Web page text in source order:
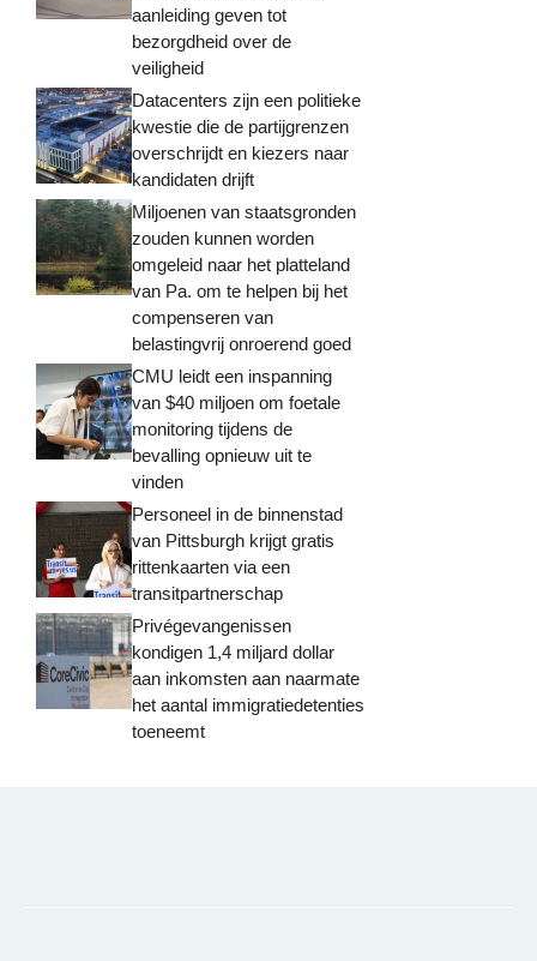
aanleiding geven tot
bezorgdheid over de
veiligheid
Datacenters zijn een politieke
kwestie die de partijgrenzen
overschrijdt en kiezers naar
kandidaten drijft
Miljoenen van staatsgronden
zouden kunnen worden
omgeleid naar het platteland
van Pa. om te helpen bij het
compenseren van
belastingvrij onroerend goed
CMU leidt een inspanning
van $40 miljoen om foetale
monitoring tijdens de
bevalling opnieuw uit te
vinden
Personeel in de binnenstad
van Pittsburgh krijgt gratis
rittenkaarten via een
transitpartnerschap
Privégevangenissen
kondigen 1,4 miljard dollar
aan inkomsten aan naarmate
het aantal immigratiedetenties
toeneemt